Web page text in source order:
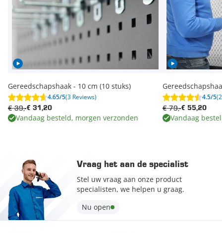
Gereedschapshaak - 10 cm (10 stuks)
4.65/5(3 Reviews)
€ 31,20
€ 39,-
Vandaag besteld, morgen verzonden
4.5/5
€ 55,20
€ 79,-
Vandaag
Vraag het aan de specialist
Stel uw vraag aan onze product
specialisten, we helpen u graag.
Nu open